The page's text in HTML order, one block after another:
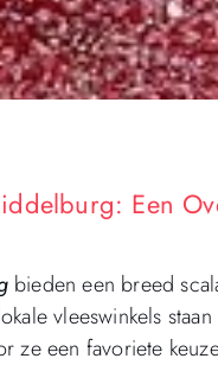
Een
bieden een breed
vleeswinkels
ze een favoriete